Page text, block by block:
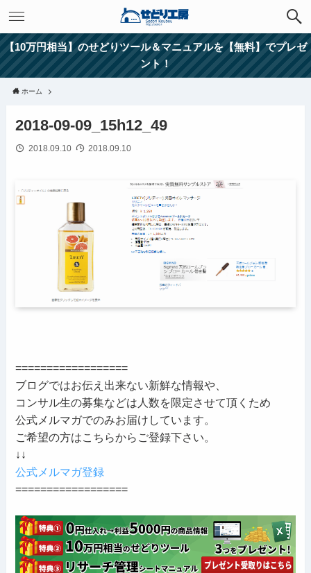
【10万円相当】のせどりツール＆マニュアルを【無料】でプレゼ
ント！
ホーム
2018-09-09_15h12_49
2018.09.10 2018.09.10
==================
ブログではお伝え出来ない新鮮な情報や、
コンサル生の募集などは人数を限定させて頂くため
公式メルマガでのみお届けしています。
ご希望の方はこちらからご登録下さい。
↓↓
公式メルマガ登録
==================